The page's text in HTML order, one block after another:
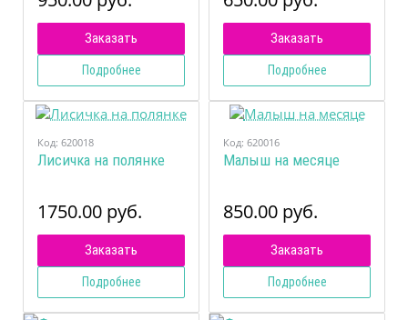
Заказать
Подробнее
Заказать
Подробнее
Код: 620018
Лисичка на полянке
1750.00 руб.
Заказать
Подробнее
Код: 620016
Малыш на месяце
850.00 руб.
Заказать
Подробнее